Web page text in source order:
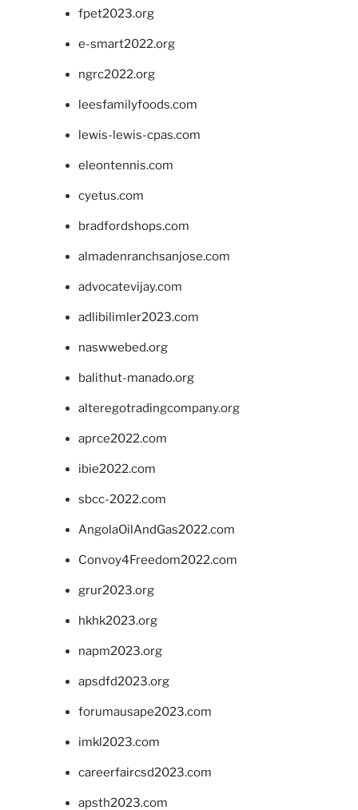
fpet2023.org
e-smart2022.org
ngrc2022.org
leesfamilyfoods.com
lewis-lewis-cpas.com
eleontennis.com
cyetus.com
bradfordshops.com
almadenranchsanjose.com
advocatevijay.com
adlibilimler2023.com
naswwebed.org
balithut-manado.org
alteregotradingcompany.org
aprce2022.com
ibie2022.com
sbcc-2022.com
AngolaOilAndGas2022.com
Convoy4Freedom2022.com
grur2023.org
hkhk2023.org
napm2023.org
apsdfd2023.org
forumausape2023.com
imkl2023.com
careerfaircsd2023.com
apsth2023.com